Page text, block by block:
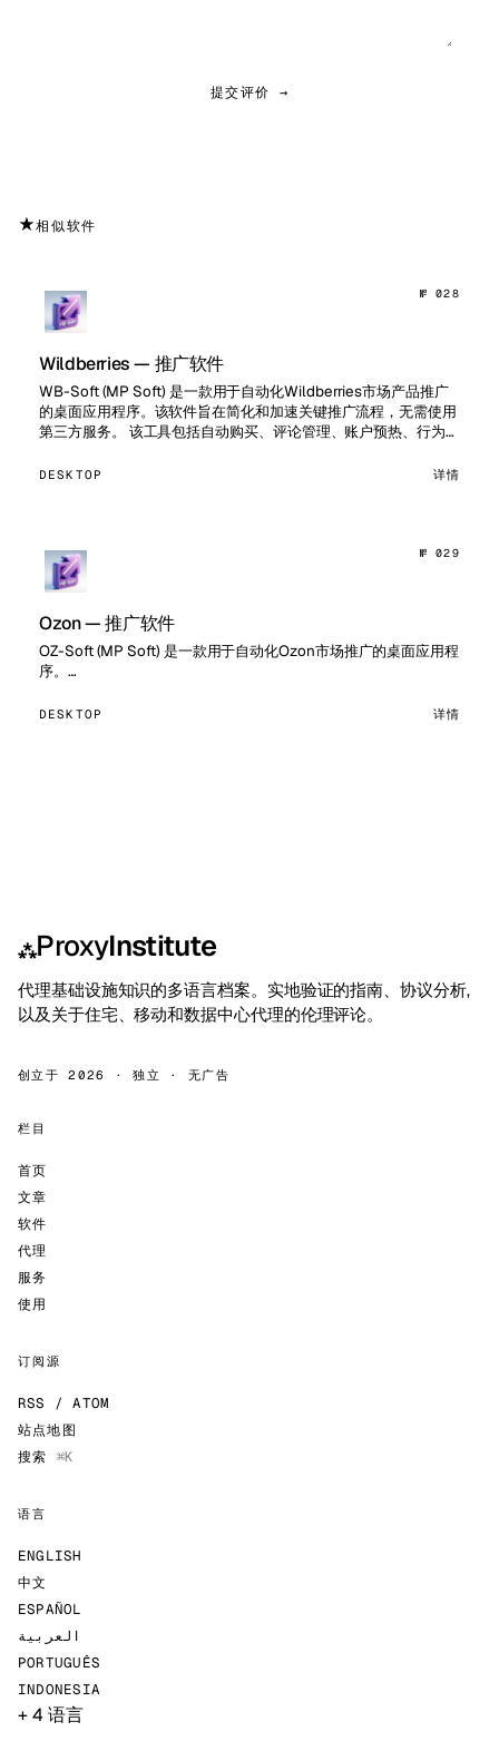
提交评价 →
★相似软件
№ 028
Wildberries — 推广软件
WB-Soft (MP Soft) 是一款用于自动化Wildberries市场产品推广
的桌面应用程序。该软件旨在简化和加速关键推广流程，无需使用
第三方服务。 该工具包括自动购买、评论管理、账户预热、行为因
DESKTOP 详情
№ 029
Ozon — 推广软件
OZ-Soft (MP Soft) 是一款用于自动化Ozon市场推广的桌面应用程
序。…
DESKTOP 详情
⁂ProxyInstitute
代理基础设施知识的多语言档案。实地验证的指南、协议分析,
以及关于住宅、移动和数据中心代理的伦理评论。
创立于 2026 · 独立 · 无广告
栏目
首页
文章
软件
代理
服务
使用
订阅源
RSS / ATOM
站点地图
搜索 ⌘K
语言
ENGLISH
中文
ESPAÑOL
العربية
PORTUGUÊS
INDONESIA
+ 4 语言